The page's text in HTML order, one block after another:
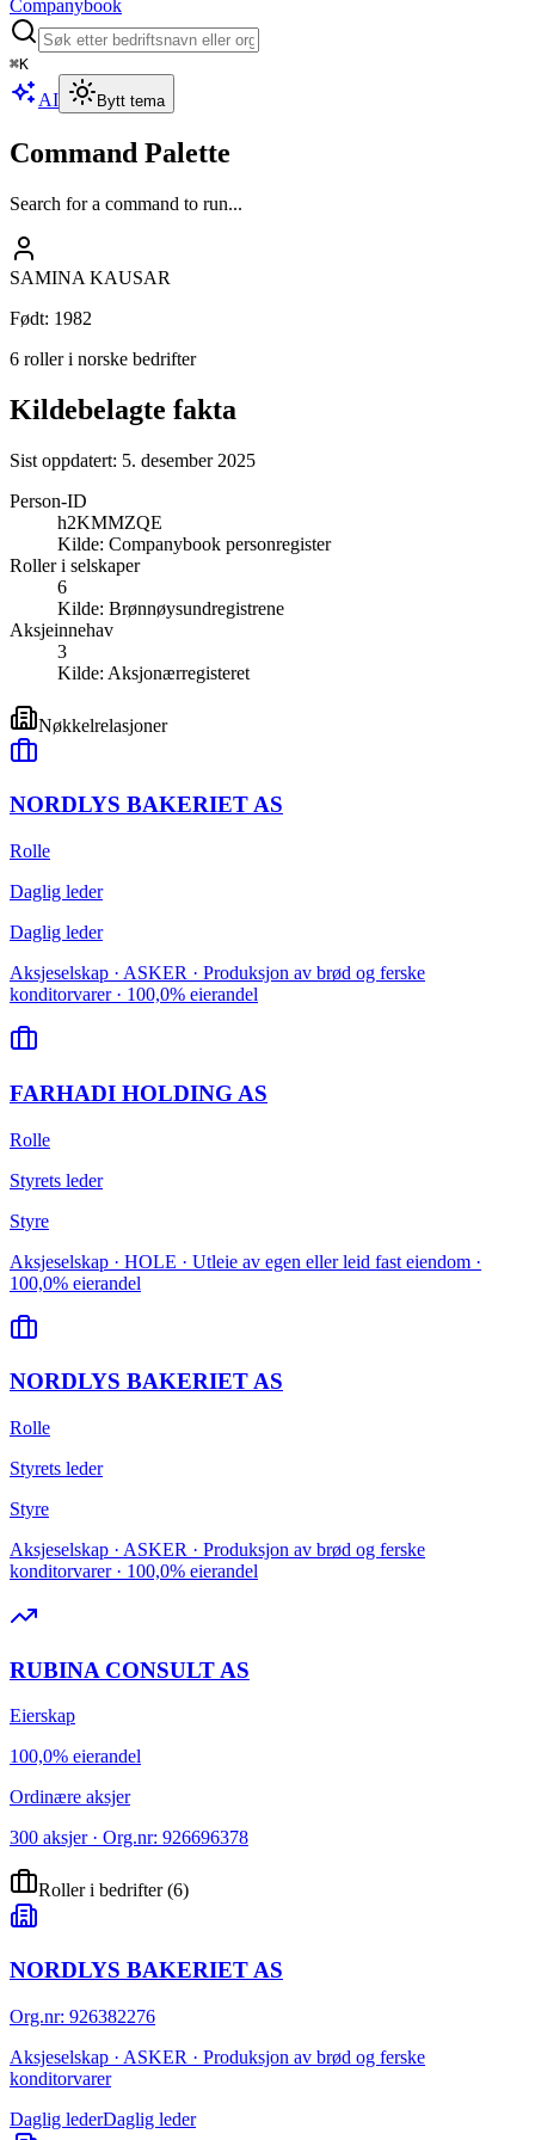
Companybook
⌘K
AI Bytt tema
Command Palette
Search for a command to run...
SAMINA KAUSAR
Født: 1982
6 roller i norske bedrifter
Kildebelagte fakta
Sist oppdatert: 5. desember 2025
Person-ID
h2KMMZQE
Kilde: Companybook personregister
Roller i selskaper
6
Kilde: Brønnøysundregistrene
Aksjeinnehav
3
Kilde: Aksjonærregisteret
Nøkkelrelasjoner
NORDLYS BAKERIET AS
Rolle
Daglig leder
Daglig leder
Aksjeselskap · ASKER · Produksjon av brød og ferske
konditorvarer · 100,0% eierandel
FARHADI HOLDING AS
Rolle
Styrets leder
Styre
Aksjeselskap · HOLE · Utleie av egen eller leid fast eiendom ·
100,0% eierandel
NORDLYS BAKERIET AS
Rolle
Styrets leder
Styre
Aksjeselskap · ASKER · Produksjon av brød og ferske
konditorvarer · 100,0% eierandel
RUBINA CONSULT AS
Eierskap
100,0% eierandel
Ordinære aksjer
300 aksjer · Org.nr: 926696378
Roller i bedrifter(6)
NORDLYS BAKERIET AS
Org.nr: 926382276
Aksjeselskap · ASKER · Produksjon av brød og ferske
konditorvarer
Daglig lederDaglig leder